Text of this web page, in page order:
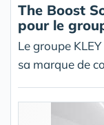
The Boost
pour le
Le groupe
sa marque de